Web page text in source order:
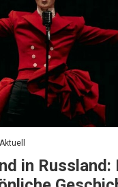
Aktuell
in Russland: